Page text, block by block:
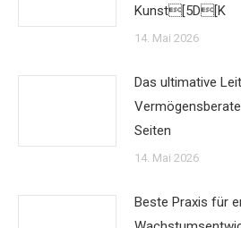
Kunst[5D[K
14. Mai 2026
Das ultimative
Seiten
14. Mai 2026
Beste Praxis für